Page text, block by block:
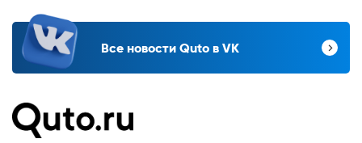
Все новости Quto в VK